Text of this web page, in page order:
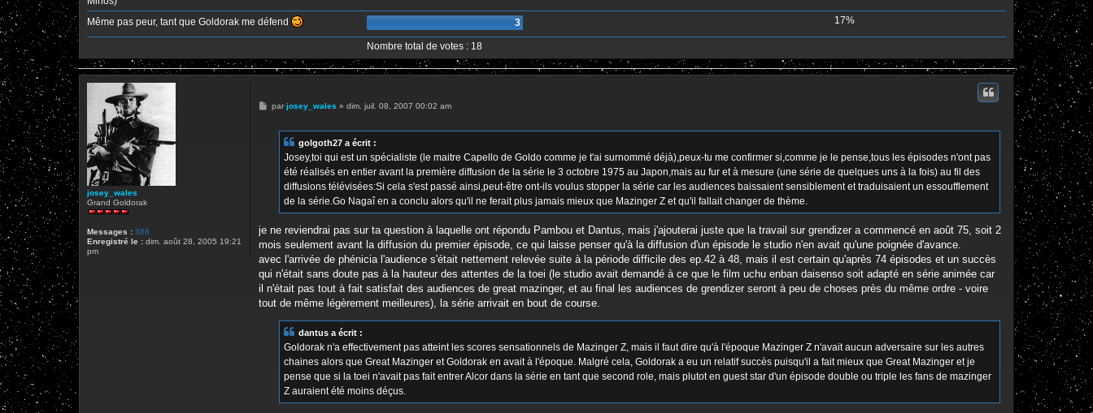
Même pas peur, tant que Goldorak me défend 3 17%
Nombre total de votes : 18
josey_wales
Grand Goldorak
Messages : 388
Enregistré le : dim. août 28, 2005 19:21
pm
Mpar josey_wales » dim. juil. 08, 2007 00:02 am
golgoth27 a écrit :
Josey,toi qui est un spécialiste (le maitre Capello de Goldo comme je t'ai surnommé déjà),peux-tu me confirmer si,comme je le pense,tous les épisodes n'ont pas
été réalisés en entier avant la première diffusion de la série le 3 octobre 1975 au Japon,mais au fur et à mesure (une série de quelques uns à la fois) au fil des
diffusions télévisées:Si cela s'est passé ainsi,peut-être ont-ils voulus stopper la série car les audiences baissaient sensiblement et traduisaient un essoufflement
de la série.Go Nagaî en a conclu alors qu'il ne ferait plus jamais mieux que Mazinger Z et qu'il fallait changer de thème.
je ne reviendrai pas sur ta question à laquelle ont répondu Pambou et Dantus, mais j'ajouterai juste que la travail sur grendizer a commencé en août 75, soit 2
mois seulement avant la diffusion du premier épisode, ce qui laisse penser qu'à la diffusion d'un épisode le studio n'en avait qu'une poignée d'avance.
avec l'arrivée de phénicia l'audience s'était nettement relevée suite à la période difficile des ep.42 à 48, mais il est certain qu'après 74 épisodes et un succès
qui n'était sans doute pas à la hauteur des attentes de la toei (le studio avait demandé à ce que le film uchu enban daisenso soit adapté en série animée car
il n'était pas tout à fait satisfait des audiences de great mazinger, et au final les audiences de grendizer seront à peu de choses près du même ordre - voire
tout de même légèrement meilleures), la série arrivait en bout de course.
dantus a écrit :
Goldorak n'a effectivement pas atteint les scores sensationnels de Mazinger Z, mais il faut dire qu'à l'époque Mazinger Z n'avait aucun adversaire sur les autres
chaines alors que Great Mazinger et Goldorak en avait à l'époque. Malgré cela, Goldorak a eu un relatif succès puisqu'il a fait mieux que Great Mazinger et je
pense que si la toei n'avait pas fait entrer Alcor dans la série en tant que second role, mais plutot en guest star d'un épisode double ou triple les fans de mazinger
Z auraient été moins déçus.